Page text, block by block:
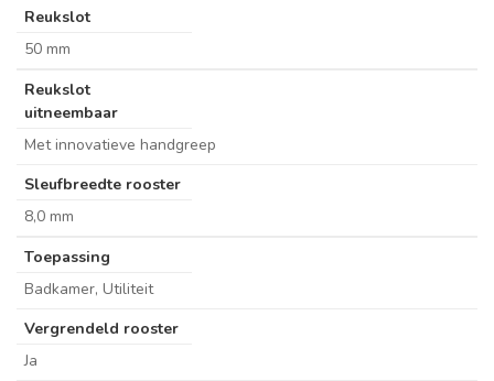
Reukslot
50 mm
Reukslot
uitneembaar
Met innovatieve handgreep
Sleufbreedte rooster
8,0 mm
Toepassing
Badkamer, Utiliteit
Vergrendeld rooster
Ja